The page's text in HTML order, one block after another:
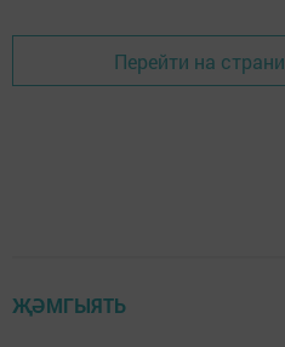
Перейти на
ҖӘМГЫЯТЬ